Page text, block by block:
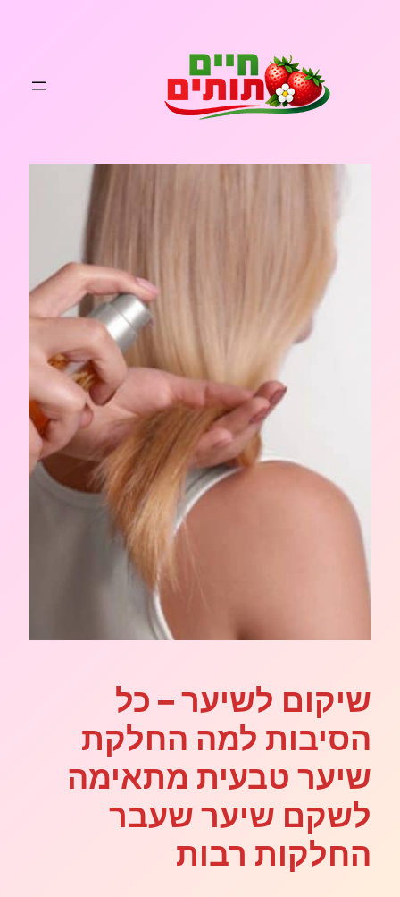
שיקום לשיער – כל
הסיבות למה החלקת
שיער טבעית מתאימה
לשקם שיער שעבר
החלקות רבות